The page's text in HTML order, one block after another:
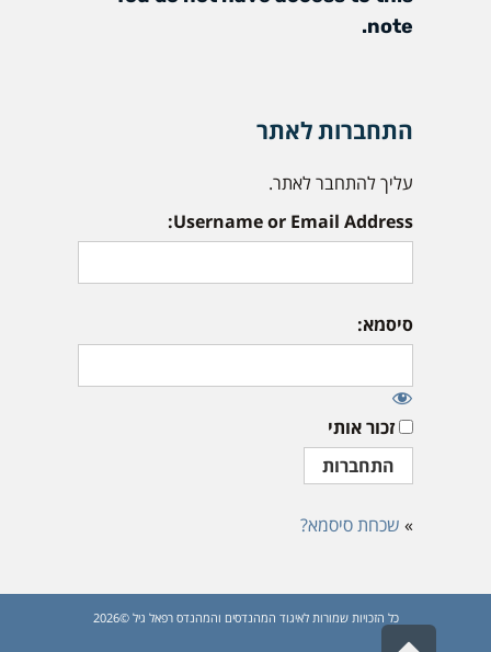
note.
התחברות לאתר
עליך להתחבר לאתר.
Username or Email Address:
סיסמא:
זכור אותי
» שכחת סיסמא?
כל הזכויות שמורות לאיגוד המהנדסים והמהנדס רפאל גיל ©2026